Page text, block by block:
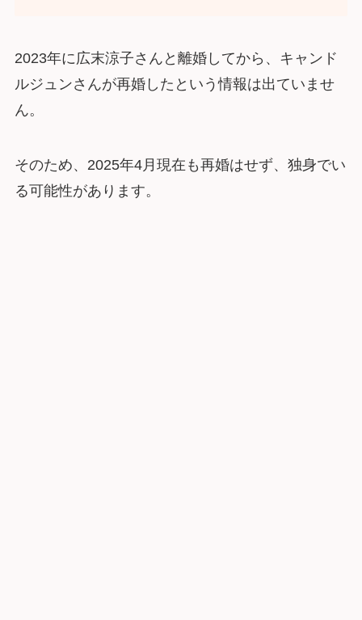
2023年に広末涼子さんと離婚してから、キャンド
ルジュンさんが再婚したという情報は出ていませ
ん。
そのため、2025年4月現在も再婚はせず、独身でい
る可能性があります。